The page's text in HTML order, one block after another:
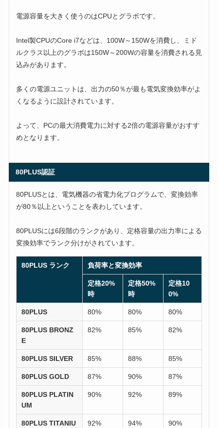
電源容量を大きく使うのはCPUとグラボです。
Intel製CPUのCore i7などは、100W～150Wを消費し、ミド
ルクラス以上のグラボは150W～200Wの容量を消費される見
込みがあります。
多くの電源ユニットは、出力の50％が最も電気変換効率がよ
くなるように設計されています。
よって、PCの最大消費電力に対する2倍の電源容量がおすす
めとなります。
80PLUS認証
80PLUSとは、電気機器の省電力化プログラムで、変換効率
が80％以上ということを表わしています。
80PLUSには6段階のランクがあり、定格容量の出力率による
変換効率でランク分けがされています。
80PLUS ランク 負荷率と変換効率
定格20%
時
定格50%
時
定格10
0%
80PLUS 80% 80% 80%
80PLUS BRONZ
E
82% 85% 82%
80PLUS SILVER 85% 88% 85%
80PLUS GOLD 87% 90% 87%
80PLUS PLATIN
UM
90% 92% 89%
80PLUS TITANIU
92% 94% 90%